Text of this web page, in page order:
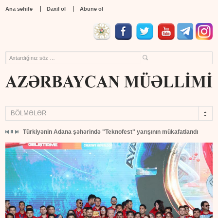
Ana səhifə Daxil ol Abunə ol
BÖLMƏLƏR
Türkiyənin Adana şəhərində "Teknofest" yarışının mükafatlandırılma